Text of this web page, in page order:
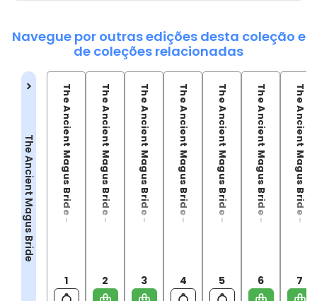
Navegue por outras edições desta coleção e
de coleções relacionadas
The Ancient Magus Bride The Ancient Magus Bride - 01
1
The Ancient Magus Bride - 02
2
The Ancient Magus Bride - 03
3
The Ancient Magus Bride - 04
4
The Ancient Magus Bride - 05
5
The Ancient Magus Bride - 06
6
The Ancient Magus Bride - 07
7